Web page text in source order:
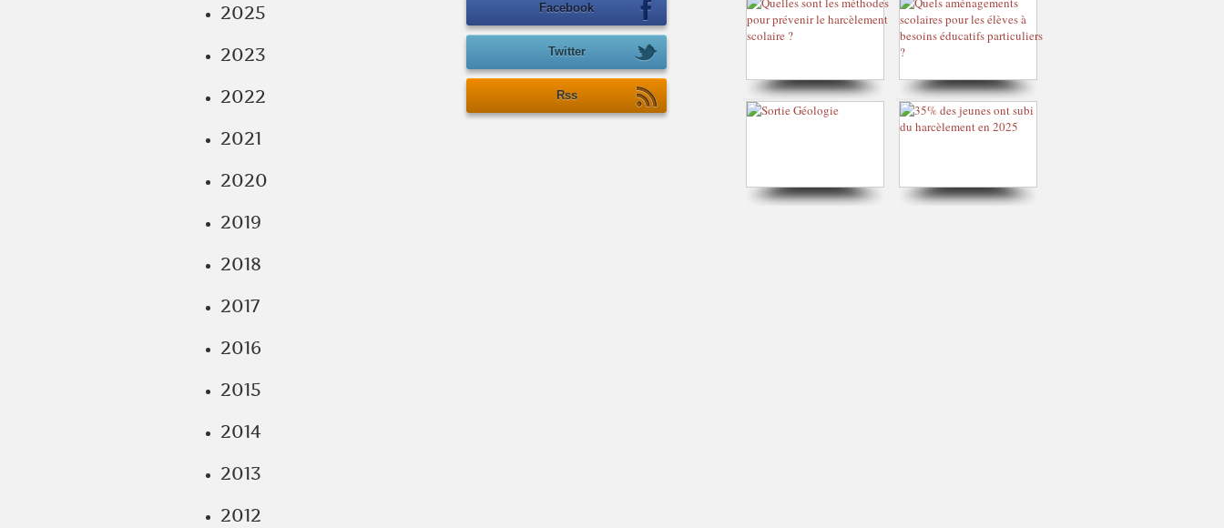
2025
2023
2022
2021
2020
2019
2018
2017
2016
2015
2014
2013
2012
Facebook
Twitter
Rss